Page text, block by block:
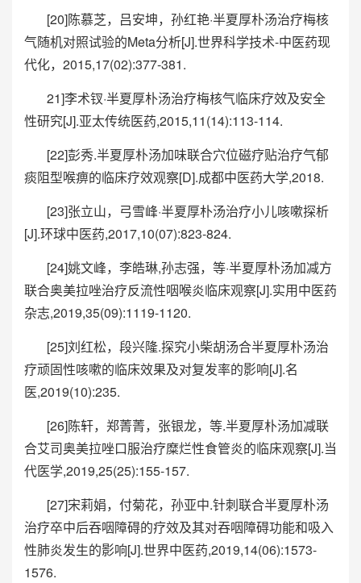
[20]陈慕芝，吕安坤，孙红艳·半夏厚朴汤治疗梅核
气随机对照试验的Meta分析[J].世界科学技术-中医药现
代化，2015,17(02):377-381.
21]李术钗·半夏厚朴汤治疗梅核气临床疗效及安全
性研究[J].亚太传统医药,2015,11(14):113-114.
[22]彭秀.半夏厚朴汤加味联合穴位磁疗贴治疗气郁
痰阻型喉痹的临床疗效观察[D].成都中医药大学,2018.
[23]张立山，弓雪峰·半夏厚朴汤治疗小儿咳嗽探析
[J].环球中医药,2017,10(07):823-824.
[24]姚文峰，李皓琳,孙志强，等·半夏厚朴汤加减方
联合奥美拉唑治疗反流性咽喉炎临床观察[J].实用中医药
杂志,2019,35(09):1119-1120.
[25]刘红松，段兴隆.探究小柴胡汤合半夏厚朴汤治
疗顽固性咳嗽的临床效果及对复发率的影响[J].名
医,2019(10):235.
[26]陈轩，郑菁菁，张银龙，等.半夏厚朴汤加减联
合艾司奥美拉唑口服治疗糜烂性食管炎的临床观察[J].当
代医学,2019,25(25):155-157.
[27]宋莉娟，付菊花，孙亚中.针刺联合半夏厚朴汤
治疗卒中后吞咽障碍的疗效及其对吞咽障碍功能和吸入
性肺炎发生的影响[J].世界中医药,2019,14(06):1573-
1576.